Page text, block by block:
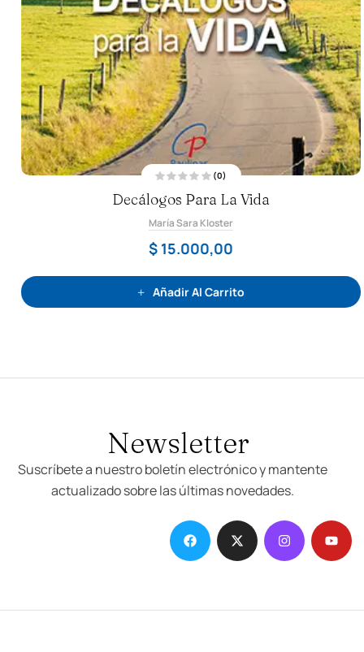
a
l
a
d
o
n
(0)
Decálogos Para La Vida
María Sara Kloster
15.000,00
Añadir Al Carrito
Newsletter
Suscríbete a nuestro boletín electrónico y mantente
actualizado sobre las últimas novedades.